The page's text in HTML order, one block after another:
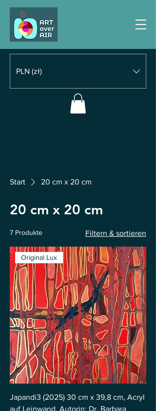
PLN (zł)
Start 20 cm x 20 cm
20 cm x 20 cm
7 Produkte Filtern & sortieren
Original Lux
Japandi3 (2025) 30 cm x 39,8 cm, Acryl
auf Leinwand, Autorin: Dr. Barbara